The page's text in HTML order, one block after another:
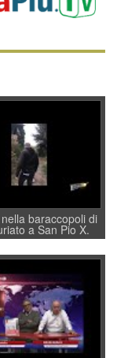
baraccopoli di
a San Pio X.
Vicentini: “faremo
di Natale ai
residenti”